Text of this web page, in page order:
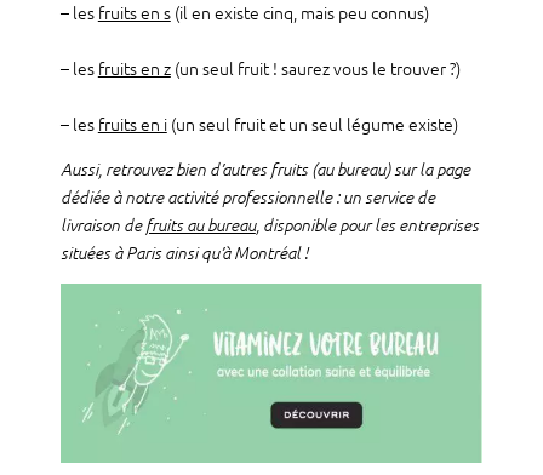
– les fruits en s(il en existe cinq, mais peu connus)
– les fruits en z(un seul fruit ! saurez vous le trouver ?)
– les fruits en i(un seul fruit et un seul légume existe)
Aussi, retrouvez bien d’autres fruits (au bureau) sur la page
dédiée à notre activité professionnelle : un service de
livraison defruits au bureau, disponible pour les entreprises
situées à Paris ainsi qu’à Montréal !